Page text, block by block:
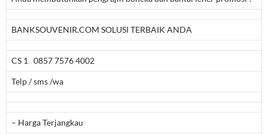
BANKSOUVENIR.COM SOLUSI TERBAIK ANDA
CS 1 0857 7576 4002
Telp / sms /wa
– Harga Terjangkau